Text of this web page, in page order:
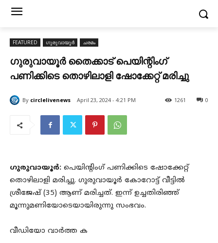
FEATURED ഗുരുവായൂർ ചരമം
ഗുരുവായൂർ തൈക്കാട് പെയിന്റിംഗ്
പണിക്കിടെ തൊഴിലാളി ഷോക്കേറ്റ് മരിച്ചു
By circlelivenews April 23, 2024 - 4:21 PM 0
1261
ഗുരുവായൂർ: പെയിന്റിംഗ് പണിക്കിടെ ഷോക്കേറ്റ്
തൊഴിലാളി മരിച്ചു. ഗുരുവായൂർ കോറോട്ട് വീട്ടിൽ
ശ്രീജേഷ് (35) ആണ് മരിച്ചത്. ഇന്ന് ഉച്ചതിരിഞ്ഞ്
മൂന്നുമണിയോടെയായിരുന്നു സംഭവം.
വീഡിയോ വാർത്ത ക